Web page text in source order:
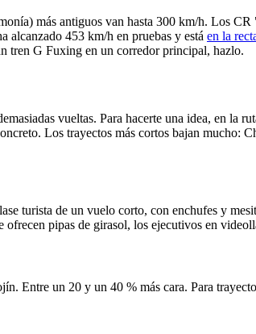
más antiguos van hasta 300 km/h. Los
alcanzado 453 km/h en pruebas y está en la
tren G Fuxing en un corredor principal, hazlo.
vueltas. Para hacerte una idea, en la
Los trayectos más cortos bajan mucho:
turista de un vuelo corto, con enchufes y
pipas de girasol, los ejecutivos en
Entre un 20 y un 40 % más cara. Para